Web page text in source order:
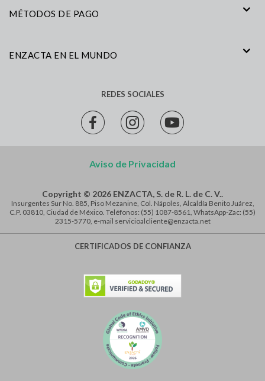
MÉTODOS DE PAGO
ENZACTA EN EL MUNDO
REDES SOCIALES
Aviso de Privacidad
Copyright © 2026 ENZACTA, S. de R. L. de C. V..
Insurgentes Sur No. 885, Piso Mezanine, Col. Nápoles, Alcaldía Benito Juárez,
C.P. 03810, Ciudad de México. Teléfonos: (55) 1087-8561, WhatsApp-Zac: (55)
2315-5770, e-mail servicioalcliente@enzacta.net
CERTIFICADOS DE CONFIANZA